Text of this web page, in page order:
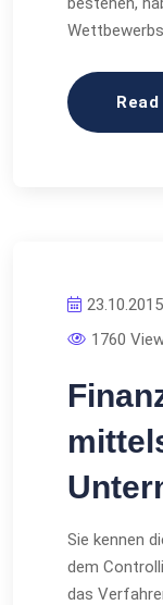
23.10.2015
1760
Sie kennen
dem
das